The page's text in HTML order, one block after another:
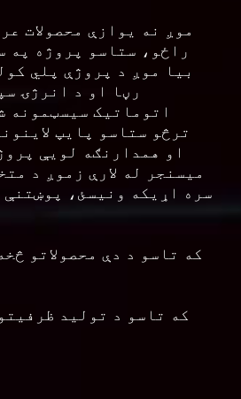
موږ نه یوازې محصولات
راځو، ستاسو پروژه په
بیا موږ د پروژې پلي
اتوماتیک سیسټمونه
ترڅو ستاسو پایپ
او همدارنګه لویې
سره اړیکه ونیسئ،
که تاسو د تولید